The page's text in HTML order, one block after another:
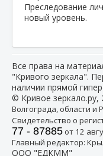
Преследование
новый уровень.
Все права на
"Кривого зеркала".
наличии прямой
© Кривое зеркало.ру,
Волгограда, области и
Свидетельство о
77 - 87885от 12
Главный редактор:
ООО "ЕДКММ"